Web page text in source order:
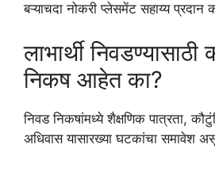
बऱ्याचदा नोकरी प्लेसमेंट सहाय्य प्रदान
लाभार्थी निवडण्यासाठी
निकष आहेत का?
निवड निकषांमध्ये शैक्षणिक पात्रता,
अधिवास यासारख्या घटकांचा समावेश